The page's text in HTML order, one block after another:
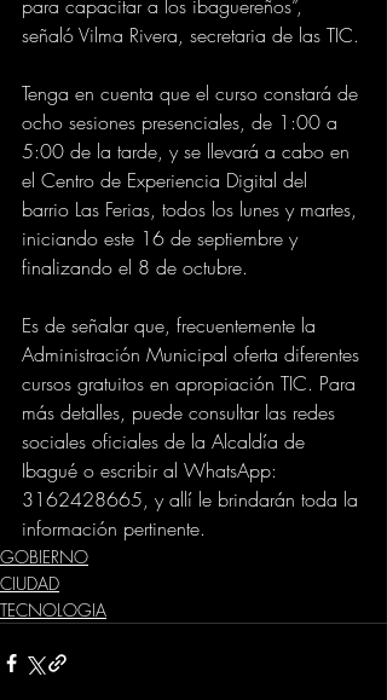
para capacitar a los ibaguereños”,
señaló Vilma Rivera, secretaria de las TIC.
Tenga en cuenta que el curso constará de
ocho sesiones presenciales, de 1:00 a
5:00 de la tarde, y se llevará a cabo en
el Centro de Experiencia Digital del
barrio Las Ferias, todos los lunes y martes,
iniciando este 16 de septiembre y
finalizando el 8 de octubre.
Es de señalar que, frecuentemente la
Administración Municipal oferta diferentes
cursos gratuitos en apropiación TIC. Para
más detalles, puede consultar las redes
sociales oficiales de la Alcaldía de
Ibagué o escribir al WhatsApp:
3162428665, y allí le brindarán toda la
información pertinente.
GOBIERNO
CIUDAD
TECNOLOGIA